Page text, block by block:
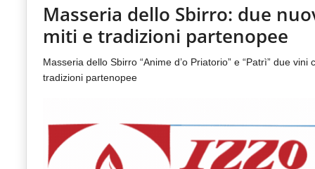
Il
portale
del
del
Ospitalità
Distribuzione
Prodotti | Dispensa Horeca
RUBRICHE
Masseria dello Sbirro: due
miti e tradizioni partenopee
Masseria dello Sbirro “Anime d’o Priatorio” e “Patrì” due
tradizioni partenopee